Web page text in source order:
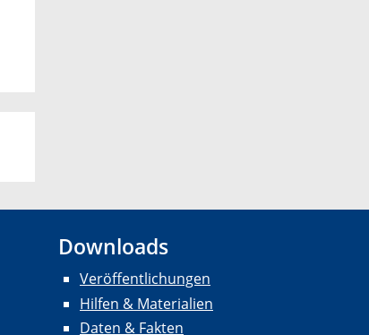
Downloads
Veröffentlichungen
Hilfen & Materialien
Daten & Fakten